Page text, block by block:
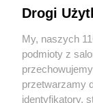
Sport
Drogi
My, naszych
podmioty z
przetwarzamy
identyfikatory,